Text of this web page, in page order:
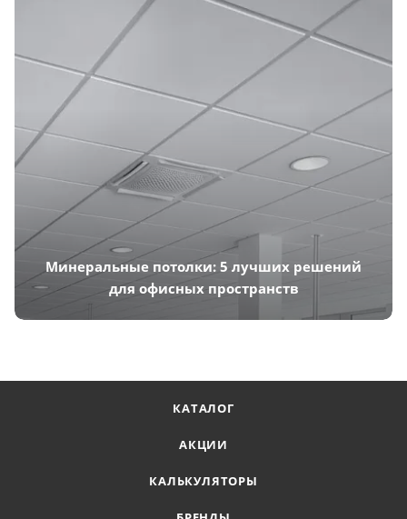
Минеральные потолки: 5 лучших решений
для офисных пространств
КАТАЛОГ
АКЦИИ
КАЛЬКУЛЯТОРЫ